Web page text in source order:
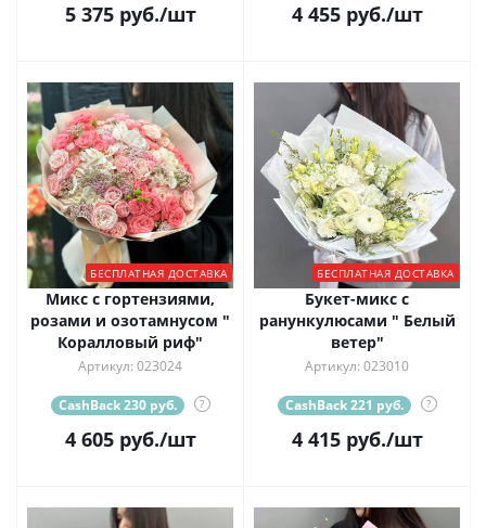
5 375руб./шт 4 455руб./шт
БЕСПЛАТНАЯ ДОСТАВКА
Микс с гортензиями,
розами и озотамнусом "
Коралловый риф"
Артикул: 023024
CashBack 230 руб. ?
4 605руб./шт
БЕСПЛАТНАЯ ДОСТАВКА
Букет-микс с
ранункулюсами " Белый
ветер"
Артикул: 023010
CashBack 221 руб. ?
4 415руб./шт